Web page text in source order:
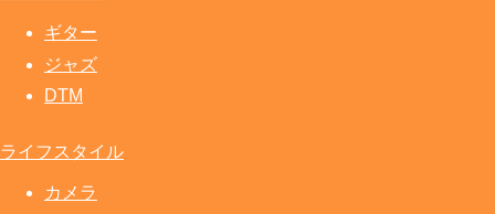
ギター
ジャズ
DTM
ライフスタイル
カメラ